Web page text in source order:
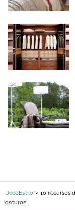
DecoEstilo
10 recursos
oscuros